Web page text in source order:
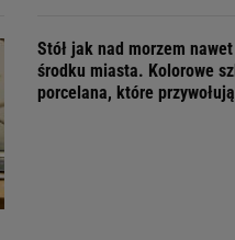
Stół jak nad morzem
środku miasta. Kolorowe
porcelana, które przywołują